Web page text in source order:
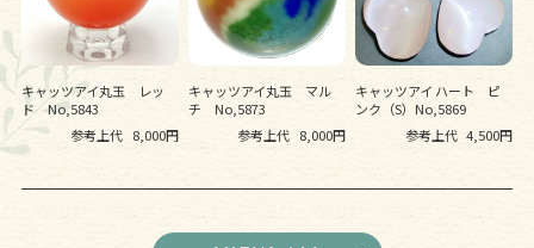
キャッツアイ丸玉 レッ
ド No,5843
参考上代 8,000円
キャッツアイ丸玉 マル
チ No,5873
参考上代 8,000円
キャッツアイ ハート ピ
ンク（S）No,5869
参考上代 4,500円